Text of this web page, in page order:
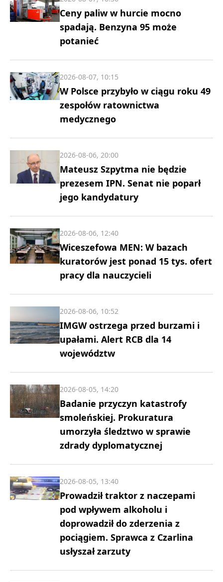
Ceny paliw w hurcie mocno
spadają. Benzyna 95 może
potanieć
W Polsce przybyło w ciągu roku 49
zespołów ratownictwa
medycznego
2026-08-07, 10:15
Mateusz Szpytma nie będzie
prezesem IPN. Senat nie poparł
jego kandydatury
2026-08-06, 20:00
Wiceszefowa MEN: W bazach
kuratorów jest ponad 15 tys. ofert
pracy dla nauczycieli
2026-08-06, 12:40
IMGW ostrzega przed burzami i
upałami. Alert RCB dla 14
województw
2026-08-06, 10:52
Badanie przyczyn katastrofy
smoleńskiej. Prokuratura
umorzyła śledztwo w sprawie
zdrady dyplomatycznej
2026-08-05, 14:20
Prowadził traktor z naczepami
pod wpływem alkoholu i
doprowadził do zderzenia z
pociągiem. Sprawca z Czarlina
usłyszał zarzuty
2026-08-05, 13:40